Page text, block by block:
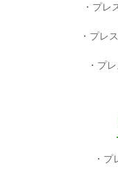
プレ
プレ
プ
プ